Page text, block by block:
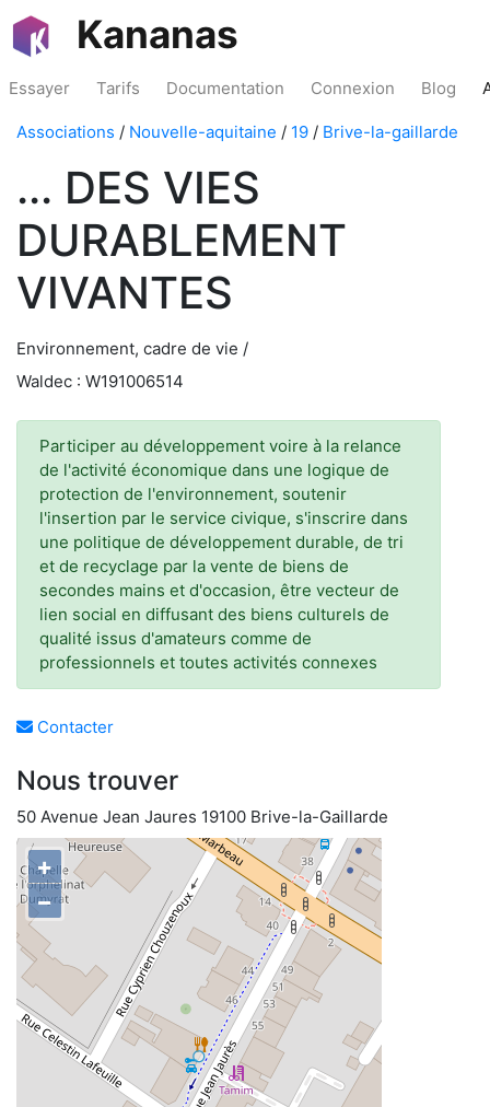
Kananas
Essayer Tarifs Documentation Connexion Blog
Associations / Nouvelle-aquitaine / 19 / Brive-la-gaillarde
... DES VIES
DURABLEMENT
VIVANTES
Environnement, cadre de vie /
Waldec : W191006514
Participer au développement voire à la relance
de l'activité économique dans une logique de
protection de l'environnement, soutenir
l'insertion par le service civique, s'inscrire dans
une politique de développement durable, de tri
et de recyclage par la vente de biens de
secondes mains et d'occasion, être vecteur de
lien social en diffusant des biens culturels de
qualité issus d'amateurs comme de
professionnels et toutes activités connexes
Contacter
Nous trouver
50 Avenue Jean Jaures 19100 Brive-la-Gaillarde
+
−